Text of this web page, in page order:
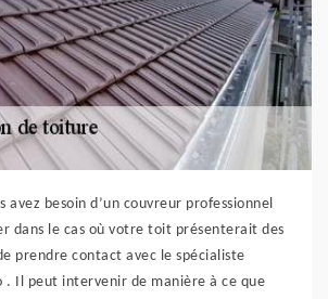
avez besoin d’un couvreur professionnel
dans le cas où votre toit présenterait des
prendre contact avec le spécialiste
. Il peut intervenir de manière à ce que